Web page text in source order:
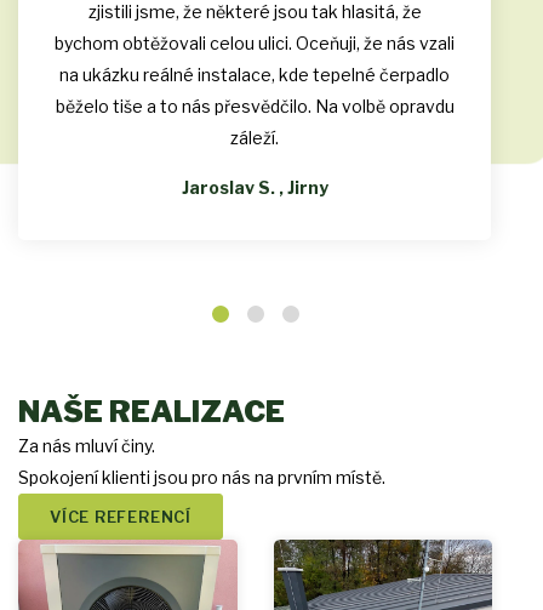
zjistili jsme, že některé jsou tak hlasitá, že
bychom obtěžovali celou ulici. Oceňuji, že nás vzali
na ukázku reálné instalace, kde tepelné čerpadlo
běželo tiše a to nás přesvědčilo. Na volbě opravdu
záleží.
Jaroslav S. , Jirny
NAŠE REALIZACE
Za nás mluví činy.
Spokojení klienti jsou pro nás na prvním místě.
VÍCE REFERENCÍ